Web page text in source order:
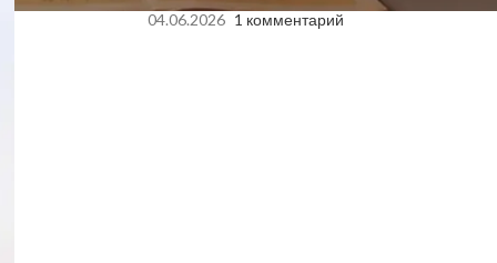
04.06.2026 1 комментарий